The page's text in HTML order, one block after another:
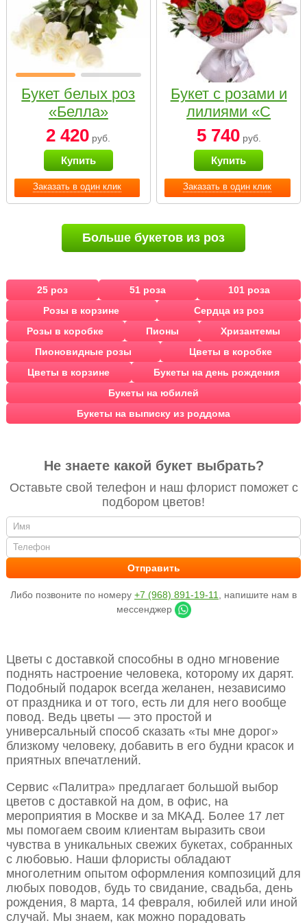
Заказать в один клик
Букет белых роз
«Белла»
2 420 руб.
Купить
Заказать в один клик
Букет с розами и
лилиями «С
наилучшими
пожеланиями»
5 740руб.
Купить
Больше букетов из роз
25 роз 51 роза
101 роза
Розы в корзине
Сердца из роз
Розы в коробке
Пионы
Хризантемы
Пионовидные розы
Цветы в коробке
Цветы в корзине
Букеты на день рождения
Букеты на юбилей
Букеты на выписку из роддома
Не знаете какой букет выбрать?
Оставьте свой телефон и наш флорист поможет с
подбором цветов!
Либо позвоните по номеру +7 (968) 891-19-11
, напишите нам в
мессенджер
Цветы с доставкой способны в одно мгновение
поднять настроение человека, которому их дарят.
Подобный подарок всегда желанен, независимо
от праздника и от того, есть ли для него вообще
повод. Ведь цветы — это простой и
универсальный способ сказать «ты мне дорог»
близкому человеку, добавить в его будни красок и
приятных впечатлений.
Сервис «Палитра» предлагает большой выбор
цветов с доставкой на дом, в офис, на
мероприятия в Москве и за МКАД. Более 17 лет
мы помогаем своим клиентам выразить свои
чувства в уникальных свежих букетах, собранных
с любовью. Наши флористы обладают
многолетним опытом оформления композиций для
любых поводов, будь то свидание, свадьба, день
рождения, 8 марта, 14 февраля, юбилей или иной
случай. Мы знаем, как можно порадовать